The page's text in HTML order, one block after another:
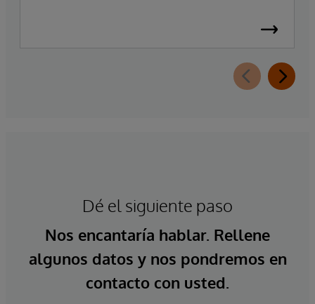
Dé el siguiente paso
Nos encantaría hablar. Rellene
algunos datos y nos pondremos en
contacto con usted.